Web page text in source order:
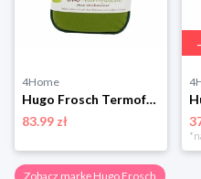
4Home
Hugo Frosch Termofor Eco Classic Comfort z pokrowcem softshell
83.99 zł
-
Zobacz markę Hugo Frosch